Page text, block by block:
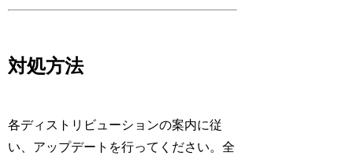
対処方法
各ディストリビューションの案内に従
い、アップデートを行ってください。全